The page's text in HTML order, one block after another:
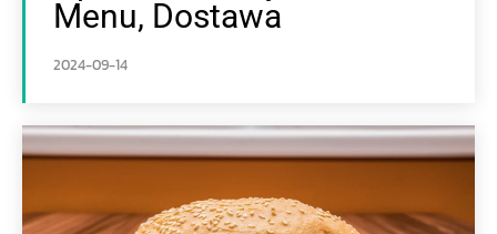
Menu, Dostawa
2024-09-14